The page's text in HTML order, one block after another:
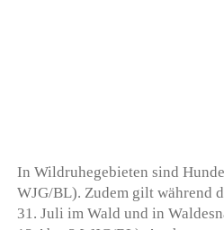
In Wildruhegebieten sind
WJG/BL). Zudem gilt während
31. Juli im Wald und in